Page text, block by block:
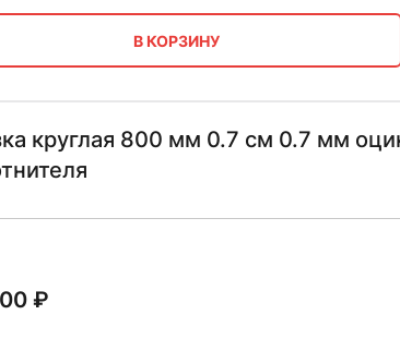
В КОРЗИНУ
круглая 800 мм 0.7 см 0.7 мм
₽